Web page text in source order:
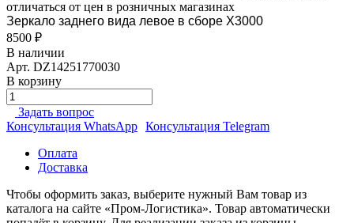
отличаться от цен в розничных магазинах
Зеркало заднего вида левое в сборе X3000
8500 ₽
В наличии
Арт. DZ14251770030
В корзину
Задать вопрос
Консультация WhatsApp Консультация Telegram
Оплата
Доставка
Чтобы оформить заказ, выберите нужный Вам товар из
каталога на сайте «Пром-Логистика». Товар автоматически